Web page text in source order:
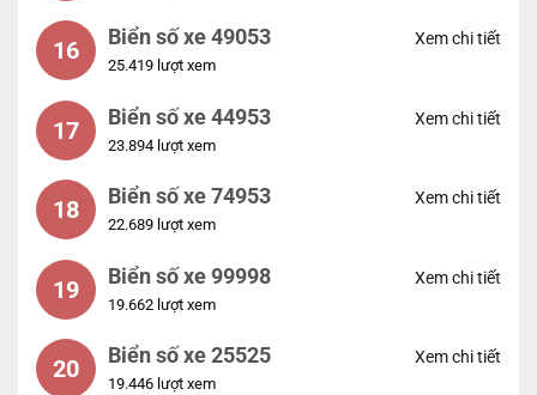
16 Biển số xe 49053
25.419 lượt xem
Xem chi tiết
17 Biển số xe 44953
23.894 lượt xem
Xem chi tiết
18 Biển số xe 74953
22.689 lượt xem
Xem chi tiết
19 Biển số xe 99998
19.662 lượt xem
Xem chi tiết
20 Biển số xe 25525
19.446 lượt xem
Xem chi tiết